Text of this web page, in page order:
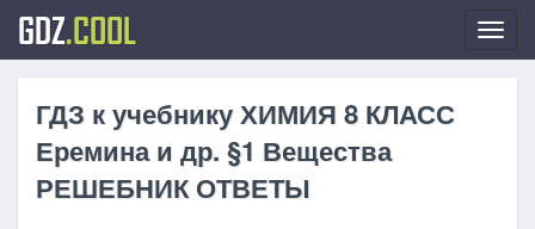
GDZ.COOL
ГДЗ к учебнику ХИМИЯ 8 КЛАСС
Еремина и др. §1 Вещества
РЕШЕБНИК ОТВЕТЫ